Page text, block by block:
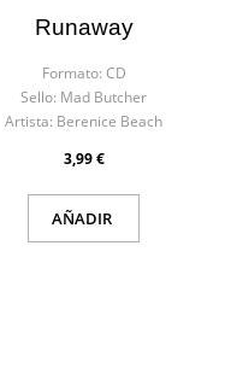
Runaway
Formato: CD
Sello: Mad Butcher
Artista: Berenice Beach
3,99 €
AÑADIR